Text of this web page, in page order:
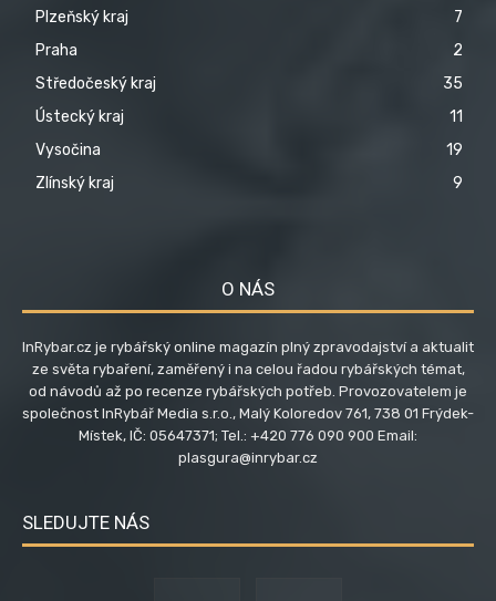
Plzeňský kraj
7
Praha
2
Středočeský kraj
35
Ústecký kraj
11
Vysočina
19
Zlínský kraj
9
O NÁS
InRybar.cz je rybářský online magazín plný zpravodajství a aktualit
ze světa rybaření, zaměřený i na celou řadou rybářských témat,
od návodů až po recenze rybářských potřeb. Provozovatelem je
společnost InRybář Media s.r.o., Malý Koloredov 761, 738 01 Frýdek-
Místek, IČ: 05647371; Tel.: +420 776 090 900 Email:
plasgura@inrybar.cz
SLEDUJTE NÁS